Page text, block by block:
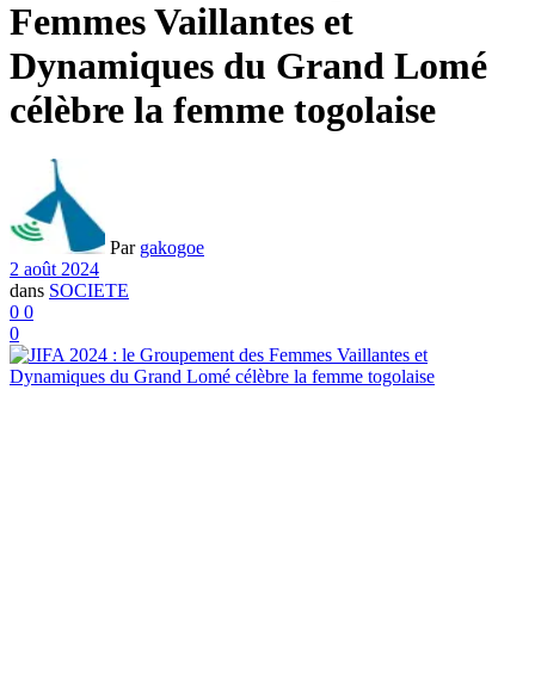
Femmes Vaillantes et
Dynamiques du Grand Lomé
célèbre la femme togolaise
Par gakogoe
2 août 2024
dans SOCIETE
0 0
0